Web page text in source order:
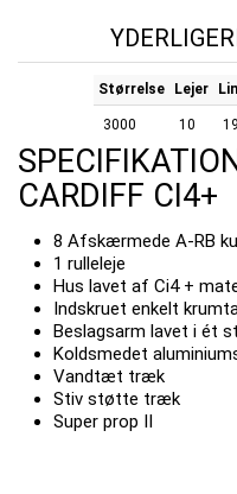
Størrelse Lejer
3000 10
CARDIFF CI4+
8 Afskærmede A-RB
1 rulleleje
Hus lavet af Ci4 +
Indskruet enkelt
Beslagsarm lavet i ét
Koldsmedet
Vandtæt træk
Stiv støtte træk
Super prop II